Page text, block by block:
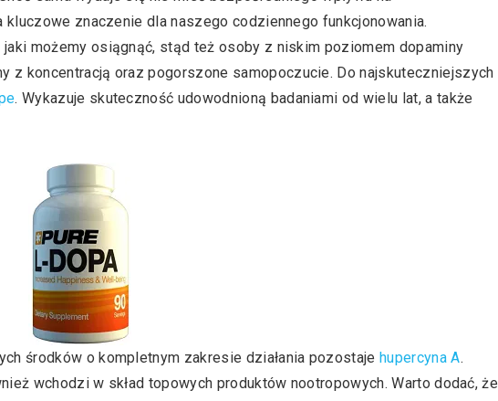
znaczenie dla naszego codziennego funkcjonowania.
jaki możemy osiągnąć, stąd też osoby z niskim poziomem dopaminy
z koncentracją oraz pogorszone samopoczucie. Do najskuteczniejszych
. Wykazuje skuteczność udowodnioną badaniami od wielu lat, a także
środków o kompletnym zakresie działania pozostaje hupercyna A.
wchodzi w skład topowych produktów nootropowych. Warto dodać, że